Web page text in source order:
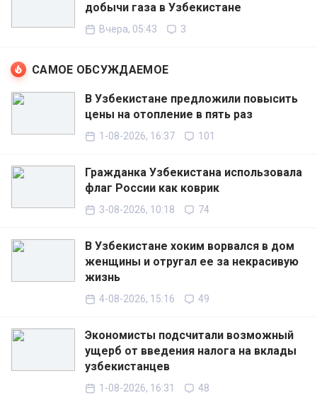
добычи газа в Узбекистане
Вчера, 05:43 3
САМОЕ ОБСУЖДАЕМОЕ
В Узбекистане предложили повысить
цены на отопление в пять раз
1-08-2026, 16:37 101
Гражданка Узбекистана использовала
флаг России как коврик
3-08-2026, 10:18 74
В Узбекистане хоким ворвался в дом
женщины и отругал ее за некрасивую
жизнь
4-08-2026, 15:16 49
Экономисты подсчитали возможный
ущерб от введения налога на вклады
узбекистанцев
1-08-2026, 16:31 48